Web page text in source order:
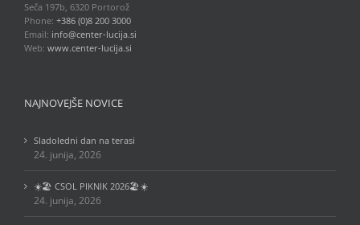
Seča 197b, 6320 Portorož
Phone: +386 (0)8 200 3000
Email: info@center-lucija.si
Web: www.center-lucija.si
NAJNOVEJŠE NOVICE
Sladoledni dan na terasi
24. junija, 2026
☀️🏖️ CSOL PIKNIK 2026🏖️☀️
24. junija, 2026